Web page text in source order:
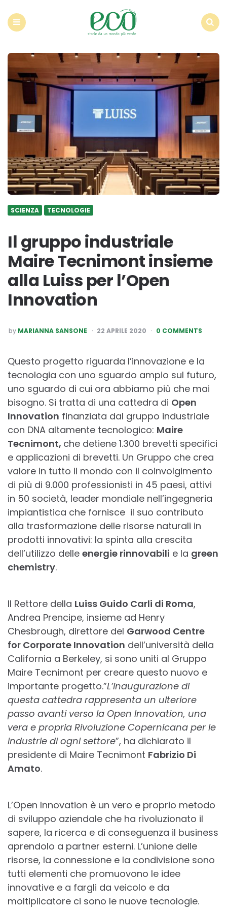
SCIENZA TECNOLOGIE
Il gruppo industriale
Maire Tecnimont insieme
alla Luiss per l’Open
Innovation
POSTED
BY
by MARIANNA SANSONE 22 APRILE 2020 0 COMMENTS
​Questo progetto riguarda l’innovazione e la
tecnologia con uno sguardo ampio sul futuro,
uno sguardo di cui ora abbiamo più che mai
bisogno. Si tratta di una cattedra di Open
Innovation finanziata dal gruppo industriale
con DNA altamente tecnologico: Maire
Tecnimont, che detiene 1.300 brevetti specifici
e applicazioni di brevetti. Un Gruppo che crea
valore in tutto il mondo con il coinvolgimento
di più di 9.000 professionisti in 45 paesi, attivi
in 50 società, leader mondiale nell’ingegneria
impiantistica che fornisce il suo contributo
alla trasformazione delle risorse naturali in
prodotti innovativi: la spinta alla crescita
dell’utilizzo delle energie rinnovabili e la green
chemistry.
Il Rettore della Luiss Guido Carli di Roma,
Andrea Prencipe, insieme ad Henry
Chesbrough, direttore del Garwood Centre
for Corporate Innovation dell’università della
California a Berkeley, si sono uniti al Gruppo
Maire Tecnimont per creare questo nuovo e
importante progetto.”L’inaugurazione di
questa cattedra rappresenta un ulteriore
passo avanti verso la Open Innovation, una
vera e propria Rivoluzione Copernicana per le
industrie di ogni settore”, ha dichiarato il
presidente di Maire Tecnimont Fabrizio Di
Amato.
L’Open Innovation è un vero e proprio metodo
di sviluppo aziendale che ha rivoluzionato il
sapere, la ricerca e di conseguenza il business
aprendolo a partner esterni. L’unione delle
risorse, la connessione e la condivisione sono
tutti elementi che promuovono le idee
innovative e a fargli da veicolo e da
moltiplicatore ci sono le nuove tecnologie.